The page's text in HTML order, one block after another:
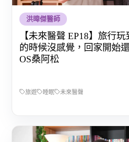
洪暐傑醫師
【未來醫聲 EP18】旅行
的時候沒感覺，回家開始
OS桑阿松
旅遊 睡眠 未來醫聲